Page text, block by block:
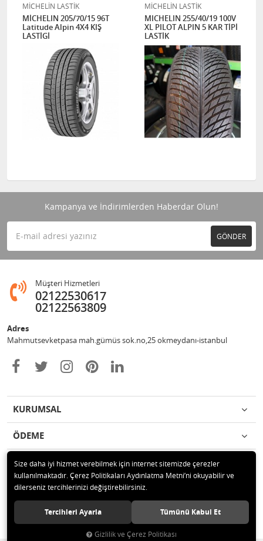
MİCHELİN LASTİK
MİCHELIN 205/70/15 96T
Latitude Alpin 4X4 KIŞ
LASTİGİ
MİCHELİN LASTİK
MICHELIN 255/40/19 100V
XL PILOT ALPIN 5 KAR TİPİ
LASTİK
Kampanya ve İndirimlerden Haberdar Olun!
GÖNDER
Müşteri Hizmetleri
02122530617
02122563809
Adres
Mahmutsevketpasa mah.gümüs sok.no,25 okmeydanı-istanbul
KURUMSAL
ÖDEME
İLETİŞİM
© 2020 Metin otomotiv hizmet ve ticaret ltd.şti Tüm hakları saklıdır.
Size daha iyi hizmet verebilmek için internet sitemizde çerezler
kullanılmaktadır. Çerez Politikaları Aydınlatma Metni’ni okuyabilir ve
dilerseniz tercihlerinizi değiştirebilirsiniz.
Tercihleri Ayarla Tümünü Kabul Et
Gizlilik ve Çerez Politikası